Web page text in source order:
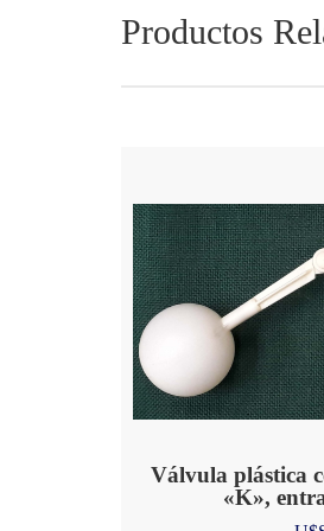
Productos
Válvula plástica
«K»,